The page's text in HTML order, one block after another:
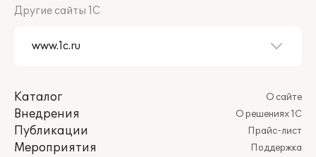
Другие сайты 1С
Каталог
Внедрения
Публикации
Мероприятия
О сайте
О решениях 1С
Прайс-лист
Поддержка